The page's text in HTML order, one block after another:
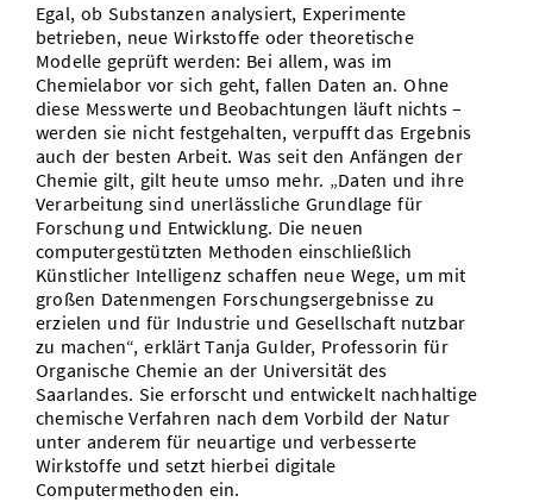
Egal, ob Substanzen analysiert, Experimente
betrieben, neue Wirkstoffe oder theoretische
Modelle geprüft werden: Bei allem, was im
Chemielabor vor sich geht, fallen Daten an. Ohne
diese Messwerte und Beobachtungen läuft nichts –
werden sie nicht festgehalten, verpufft das Ergebnis
auch der besten Arbeit. Was seit den Anfängen der
Chemie gilt, gilt heute umso mehr. „Daten und ihre
Verarbeitung sind unerlässliche Grundlage für
Forschung und Entwicklung. Die neuen
computergestützten Methoden einschließlich
Künstlicher Intelligenz schaffen neue Wege, um mit
großen Datenmengen Forschungsergebnisse zu
erzielen und für Industrie und Gesellschaft nutzbar
zu machen“, erklärt Tanja Gulder, Professorin für
Organische Chemie an der Universität des
Saarlandes. Sie erforscht und entwickelt nachhaltige
chemische Verfahren nach dem Vorbild der Natur
unter anderem für neuartige und verbesserte
Wirkstoffe und setzt hierbei digitale
Computermethoden ein.